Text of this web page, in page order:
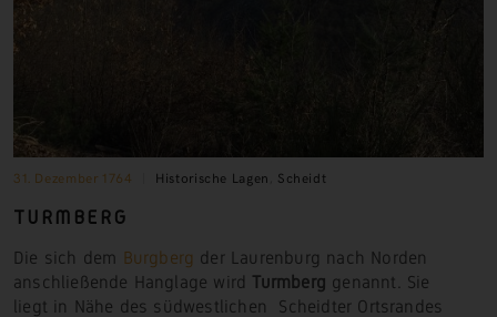
31. Dezember 1764 Historische Lagen Scheidt
TURMBERG
Die sich dem Burgberg der Laurenburg nach Norden
anschließende Hanglage wird Turmberg genannt. Sie
liegt in Nähe des südwestlichen Scheidter Ortsrandes